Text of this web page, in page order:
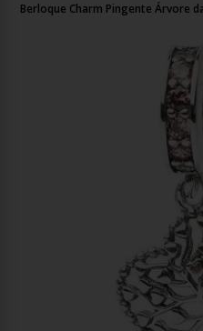
Berloque Charm Pingente Árvore